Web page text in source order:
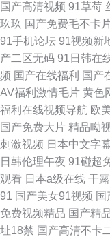
国产高清视频 91草莓
玖玖 国产免费毛不卡
91手机论坛 91视频新
产二区无码 91日韩在
频 国产在线福利 国产
AV福利激情毛片 黄色
福利在线视频导航 欧
国产免费大片 精品呦
刺激视频 日本中文字
日韩伦理午夜 91碰超
观看 日本a级在线 干
91 国产美女91视频 国
免费视频精品 国产精
址18禁 国产高清不卡